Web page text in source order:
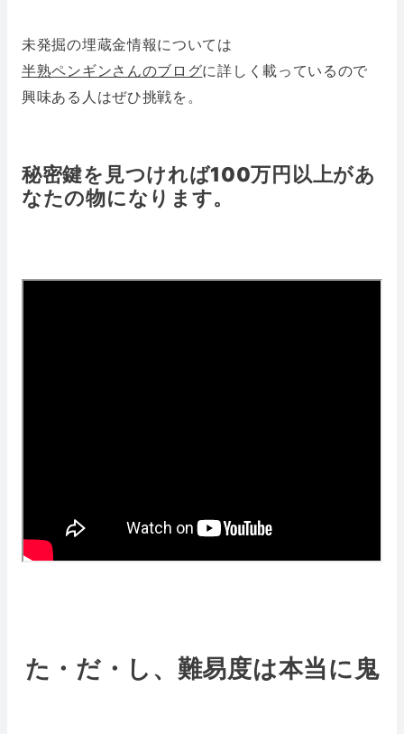
未発掘の埋蔵金情報については
半熟ペンギンさんのブログに詳しく載っているので
興味ある人はぜひ挑戦を。
秘密鍵を見つければ100万円以上があ
なたの物になります。
た・だ・し、難易度は本当に鬼